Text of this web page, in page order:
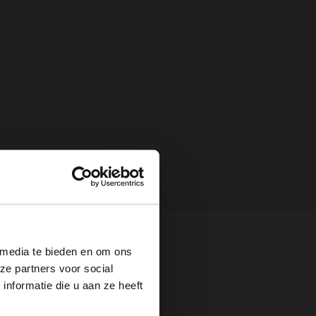
te bieden en om ons
partners voor social
die u aan ze heeft